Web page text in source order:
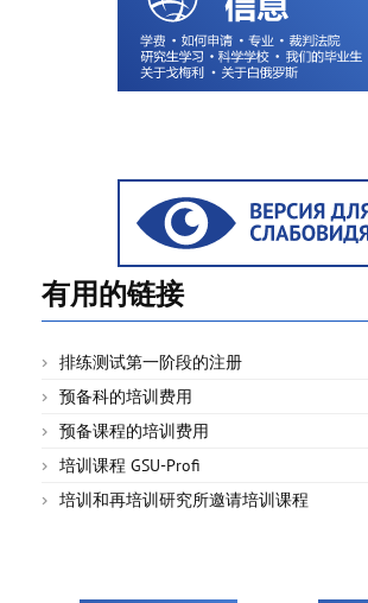
有用的链接
排练测试第一阶段的注册
预备科的培训费用
预备课程的培训费用
培训课程 GSU-Profi
培训和再培训研究所邀请培训课程